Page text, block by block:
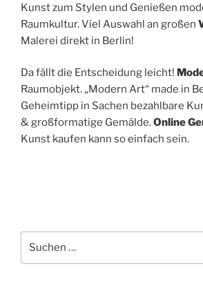
Kunst zum Stylen und Genießen
Raumkultur. Viel Auswahl an großen
Malerei direkt in Berlin!
Da fällt die Entscheidung leicht!
Raumobjekt. „Modern Art“ made in
Geheimtipp in Sachen bezahlbare
& großformatige Gemälde.Online
Kunst kaufen kann so einfach sein.
nach: